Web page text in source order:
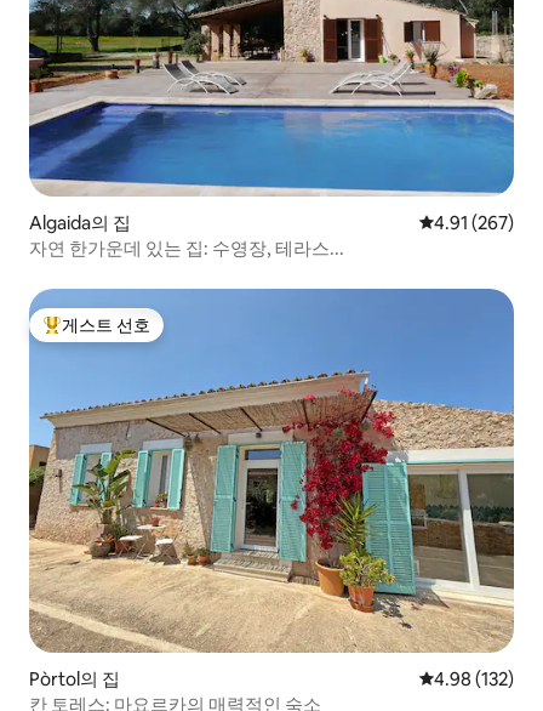
Algaida의 집 평점 4.91점(5
4.91 (267)
자연 한가운데 있는 집: 수영장, 테라스...
상위 게스트 선호
게스트 선호
Pòrtol의 집 평점 4.98점(5
4.98 (132)
칸 토레스: 마요르카의 매력적인 숙소